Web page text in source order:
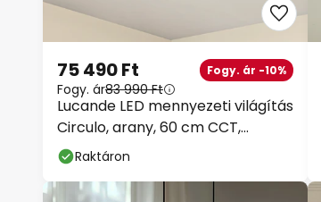
Lucande LED mennyezeti világítás
Circulo, arany, 60 cm CCT,
dimmelhető
75 490 Ft Fogy. ár -10%
Fogy. ár83 990 Ft
Raktáron